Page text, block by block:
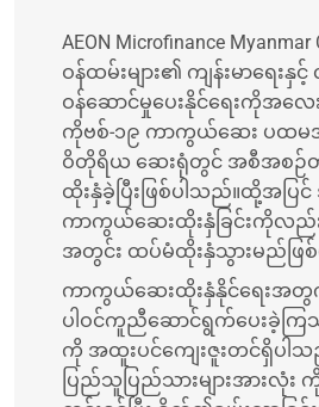
AEON Microfinance Myanmar
ဝန်ထမ်းများ၏ ကျန်းမာရေးနှ
ဝန်ဆောင်မှုပေးနိုင်ရေးကိုအလေ
ကိုဗစ်-၁၉ ကာကွယ်ဆေး ပထမ
ဝိတိုရိယ ဆေးရုံတွင် အစီအစဉ်တ
ထိုးနှံခဲ့ပြီးဖြစ်ပါသည်။ထို့အပ
ကာကွယ်ဆေးထိုးနှံခြင်းကိုလ
အတွင်း ထပ်မံထိုးနှံသွားမည်ဖြ
ကာကွယ်ဆေးထိုးနှံနိုင်ရေးအ
ပါဝင်ကူညီဆောင်ရွက်ပေးခဲ့ကြ
ကို အထူးပင်ကျေးဇူးတင်ရှိပါသ
ပြည်သူပြည်သားများအားလုံး